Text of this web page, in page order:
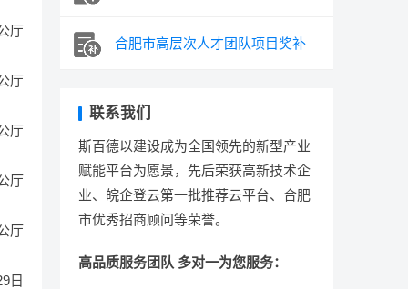
厅
厅
厅
厅
厅
日
合肥市高层次人才团队项目奖补
联系我们
斯百德以建设成为全国领先的新型产业
赋能平台为愿景，先后荣获高新技术企
业、皖企登云第一批推荐云平台、合肥
市优秀招商顾问等荣誉。
高品质服务团队 多对一为您服务：